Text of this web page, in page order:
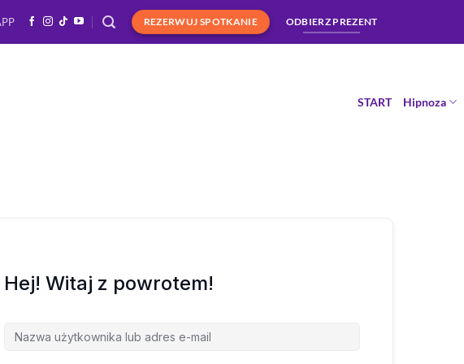
REZERWUJ SPOTKANIE ODBIERZ PREZENT
START Hipnoza
Hej! Witaj z powrotem!